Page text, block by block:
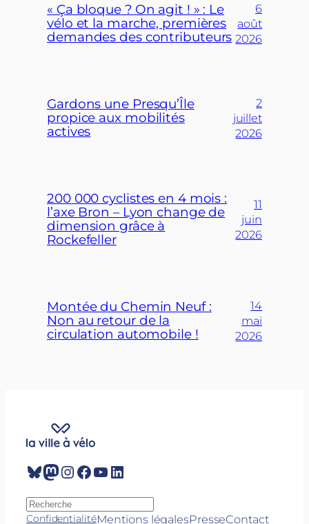
« Ça bloque ? On agit ! » : Le
vélo et la marche, premières
demandes des contributeurs
6
août
2026
Gardons une Presqu’Île
propice aux mobilités
actives
2
juillet
2026
200 000 cyclistes en 4 mois :
l’axe Bron – Lyon change de
dimension grâce à
Rockefeller
11
juin
2026
Montée du Chemin Neuf :
Non au retour de la
circulation automobile !
14
mai
2026
Bluesky Mastodon InstagramFacebook YouTube LinkedIn
R
e
ConfidentialitéMentions légalesPresseContact